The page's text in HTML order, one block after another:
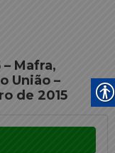
Mafra,
União –
de 2015